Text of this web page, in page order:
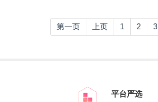
第一页 上页 1 2 3
平台严选